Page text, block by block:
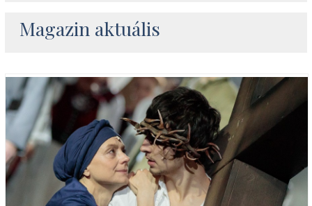
Magazin aktuális